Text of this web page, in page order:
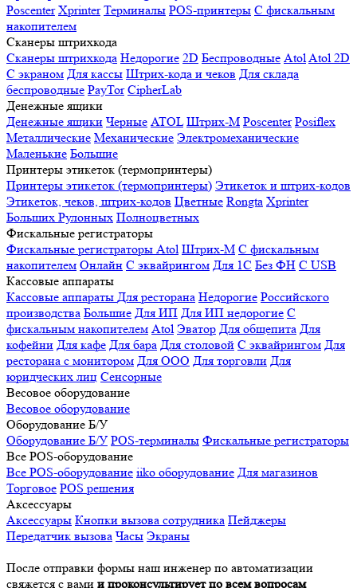
Poscenter Xprinter Терминалы POS-принтеры С фискальным
накопителем
Сканеры штрихкода
Сканеры штрихкода Недорогие 2D Беспроводные AtolAtol 2D
С экраном Для кассы Штрих-кода и чеков Для склада
беспроводные PayTor CipherLab
Денежные ящики
Денежные ящики Черные ATOL Штрих-М Poscenter Posiflex
Металлические Механические Электромеханические
Маленькие Большие
Принтеры этикеток (термопринтеры)
Принтеры этикеток (термопринтеры) Этикеток и штрих-кодов
Этикеток, чеков, штрих-кодов Цветные Rongta Xprinter
Больших Рулонных Полноцветных
Фискальные регистраторы
Фискальные регистраторы Atol Штрих-М С фискальным
накопителем Онлайн С эквайрингом Для 1С Без ФН С USB
Кассовые аппараты
Кассовые аппараты Для ресторана Недорогие Российского
производства Большие Для ИП Для ИП недорогие С
фискальным накопителем Atol Эватор Для общепита Для
кофейни Для кафе Для бара Для столовой С эквайрингом Для
ресторана с монитором Для ООО Для торговли Для
юридческих лиц Сенсорные
Весовое оборудование
Весовое оборудование
Оборудование Б/У
Оборудование Б/У POS-терминалы Фискальные регистраторы
Все POS-оборудование
Все POS-оборудование iiko оборудование Для магазинов
Торговое POS решения
Аксессуары
Аксессуары Кнопки вызова сотрудника Пейджеры
Передатчик вызова Часы Экраны
После отправки формы наш инженер по автоматизации
свяжется с вами и проконсультирует по всем вопросам